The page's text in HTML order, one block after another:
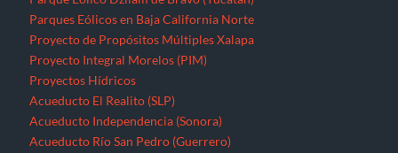
Parques Eólicos en Baja California Norte
Proyecto de Propósitos Múltiples Xalapa
Proyecto Integral Morelos (PIM)
Proyectos Hídricos
Acueducto El Realito (SLP)
Acueducto Independencia (Sonora)
Acueducto Río San Pedro (Guerrero)